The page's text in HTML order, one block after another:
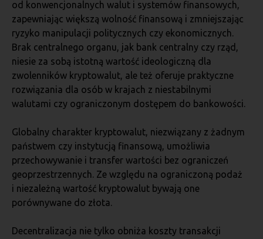
od konwencjonalnych walut i systemów finansowych,
zapewniając większą wolność finansową i zmniejszając
ryzyko manipulacji politycznych czy ekonomicznych.
Brak centralnego organu, jak bank centralny czy rząd,
niesie za sobą istotną wartość ideologiczną dla
zwolenników kryptowalut, ale też oferuje praktyczne
rozwiązania dla osób w krajach z niestabilnymi
walutami czy ograniczonym dostępem do bankowości.
Globalny charakter kryptowalut, niezwiązany z żadnym
państwem czy instytucją finansową, umożliwia
przechowywanie i transfer wartości bez ograniczeń
geoprzestrzennych. Ze względu na ograniczoną podaż
i niezależną wartość kryptowalut bywają one
porównywane do złota.
Decentralizacja nie tylko obniża koszty transakcji